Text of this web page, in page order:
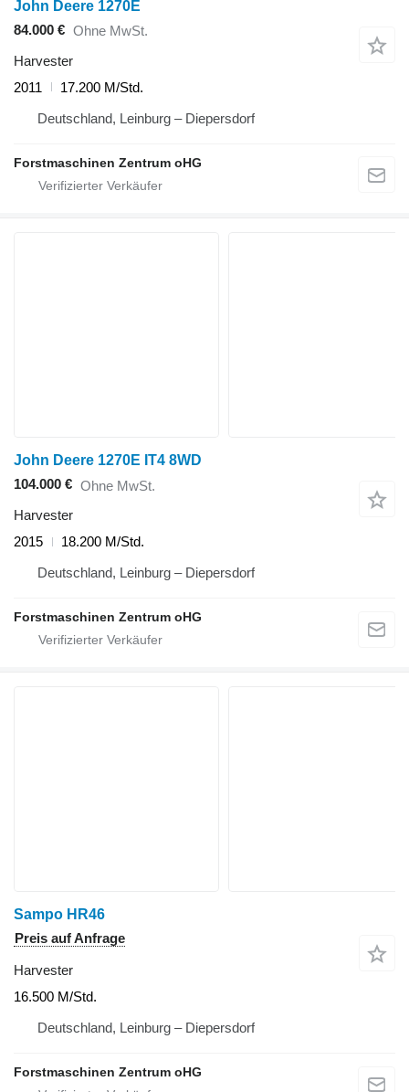
John Deere 1270E
84.000 € Ohne MwSt.
Harvester
2011
17.200 M/Std.
Deutschland, Leinburg – Diepersdorf
Forstmaschinen Zentrum oHG
John Deere 1270E IT4 8WD
104.000 € Ohne MwSt.
Harvester
2015
18.200 M/Std.
Deutschland, Leinburg – Diepersdorf
Forstmaschinen Zentrum oHG
Sampo HR46
Preis auf Anfrage
Harvester
16.500 M/Std.
Deutschland, Leinburg – Diepersdorf
Forstmaschinen Zentrum oHG